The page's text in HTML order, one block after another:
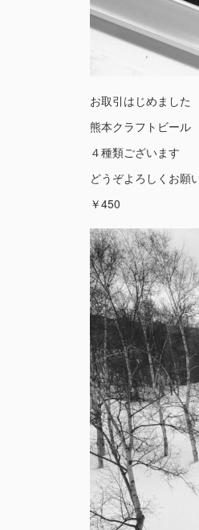
お取引はじめました
熊本クラフトビール
４種類ございます
どうぞよろしくお願
￥450